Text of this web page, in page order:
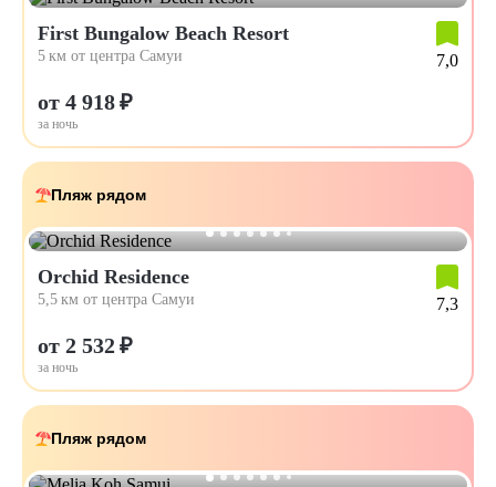
First Bungalow Beach Resort
5 км от центра Самуи 7,0
от 4 918 ₽
за ночь
Пляж рядом
Orchid Residence
5,5 км от центра Самуи 7,3
от 2 532 ₽
за ночь
Пляж рядом